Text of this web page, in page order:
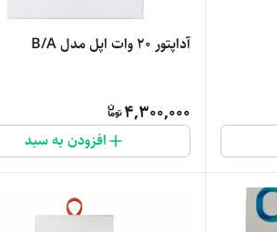
آداپتور 20 وات اپل مدل B/A
4,300,000
افزودن به سبد